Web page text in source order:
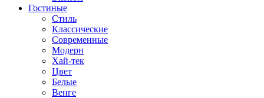
Гостиные
Стиль
Классические
Современные
Модерн
Хай-тек
Цвет
Белые
Венге